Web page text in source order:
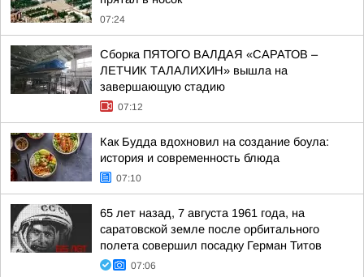
07:24
Сборка ПЯТОГО ВАЛДАЯ «САРАТОВ –
ЛЕТЧИК ТАЛАЛИХИН» вышла на
завершающую стадию
07:12
Как Будда вдохновил на создание боула:
история и современность блюда
07:10
65 лет назад, 7 августа 1961 года, на
саратовской земле после орбитального
полета совершил посадку Герман Титов
07:06